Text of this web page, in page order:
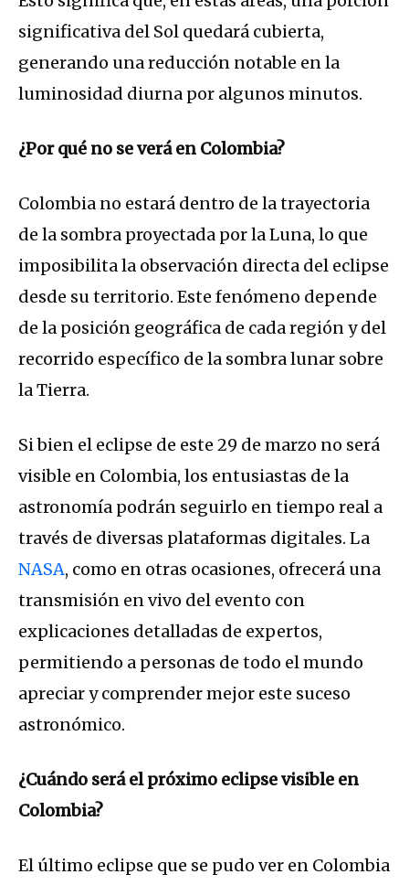
significativa del Sol quedará cubierta,
generando una reducción notable en la
luminosidad diurna por algunos minutos.
¿Por qué no se verá en Colombia?
Colombia no estará dentro de la trayectoria
de la sombra proyectada por la Luna, lo que
imposibilita la observación directa del eclipse
desde su territorio. Este fenómeno depende
de la posición geográfica de cada región y del
recorrido específico de la sombra lunar sobre
la Tierra.
Si bien el eclipse de este 29 de marzo no será
visible en Colombia, los entusiastas de la
astronomía podrán seguirlo en tiempo real a
través de diversas plataformas digitales. La
NASA, como en otras ocasiones, ofrecerá una
transmisión en vivo del evento con
explicaciones detalladas de expertos,
permitiendo a personas de todo el mundo
apreciar y comprender mejor este suceso
astronómico.
¿Cuándo será el próximo eclipse visible en
Colombia?
El último eclipse que se pudo ver en Colombia